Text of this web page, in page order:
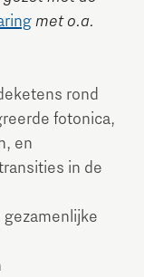
met o.a.
rond
fotonica,
en
in de